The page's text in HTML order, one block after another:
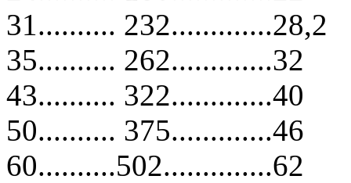
31.......... 232.............28,2
35.......... 262.............32
43.......... 322.............40
50.......... 375.............46
60..........502..............62